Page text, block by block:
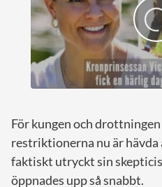
För kungen och
restriktionerna nu är hävda
faktiskt utryckt sin
öppnades upp så snabbt.